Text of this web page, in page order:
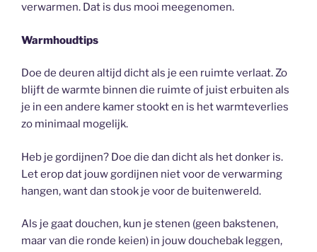
verwarmen. Dat is dus mooi meegenomen.
Warmhoudtips
Doe de deuren altijd dicht als je een ruimte verlaat. Zo
blijft de warmte binnen die ruimte of juist erbuiten als
je in een andere kamer stookt en is het warmteverlies
zo minimaal mogelijk.
Heb je gordijnen? Doe die dan dicht als het donker is.
Let erop dat jouw gordijnen niet voor de verwarming
hangen, want dan stook je voor de buitenwereld.
Als je gaat douchen, kun je stenen (geen bakstenen,
maar van die ronde keien) in jouw douchebak leggen,